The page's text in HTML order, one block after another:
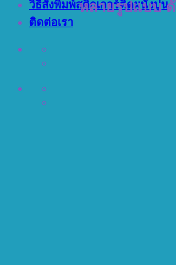
วิธีสั่งพิมพ์สติ๊กเกอร์ติดผนังปูน
ติดต่อเรา
หลายรูปแบบ